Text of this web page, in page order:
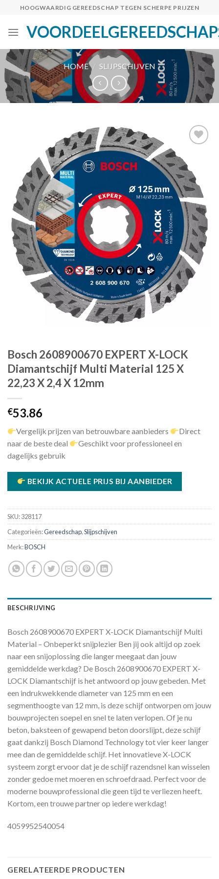
content
HOOGWAARDIG GEREEDSCHAP TEGEN SCHERPE PRIJZEN
HOME / SLIJPSCHIJVEN
Toevoegen
aan
verlanglijst
Bosch 2608900670 EXPERT X-LOCK
Diamantschijf Multi Material 125 X
22,23 X 2,4 X 12mm
€53.86
Vergelijk prijzen van betrouwbare aanbieders
Direct
naar de beste deal
Geschikt voor professioneel en
dagelijks gebruik
BEKIJK ACTUELE PRIJS BIJ AANBIEDER
SKU:328117
Categorieën:Gereedschap,Slijpschijven
Merk:BOSCH
BESCHRIJVING
Bosch 2608900670 EXPERT X-LOCK Diamantschijf Multi
Material – Onbeperkt snijplezier Ben jij ook altijd op zoek
naar een snijoplossing die langer meegaat dan jouw
gemiddelde werkdag? De Bosch 2608900670 EXPERT X-
LOCK Diamantschijf is het antwoord op jouw gebeden. Met
een indrukwekkende diameter van 125 mm en een
segmenthoogte van 12 mm, is deze schijf ontworpen om jouw
bouwprojecten soepel en snel te laten verlopen. Of je nu
beton, baksteen of gewapend beton doorslijpt, deze schijf
gaat dankzij Bosch Diamond Technology tot vier keer langer
mee dan de gemiddelde schijf. Het innovatieve X-LOCK
systeem zorgt ervoor dat je de schijf razendsnel kan wisselen
zonder gedoe met moeren en schroefdraad. Perfect voor de
moderne bouwprofessional die geen tijd te verliezen heeft.
Kortom, een trouwe partner op iedere werkdag!
4059952540054
GERELATEERDE PRODUCTEN